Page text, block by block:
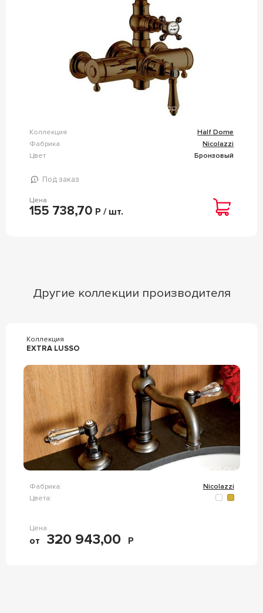
Коллекция
Half Dome
Фабрика
Nicolazzi
Цвет
Бронзовый
Под заказ
Цена
155 738,70 Р / шт.
Другие коллекции производителя
Коллекция
EXTRA LUSSO
Фабрика:
Nicolazzi
Цвета:
Цена
от 320 943,00 Р